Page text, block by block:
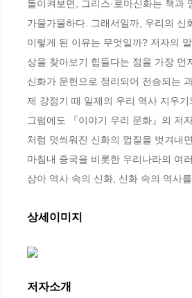
돌이켜보면, 그리스·로마신화는 책과
가물가물하다. 그래서일까, 우리의
이렇게 된 이유는 무엇일까? 저자의
상을 찾아보기 힘들다는 점을 가장 먼
신화가 문헌으로 정리되어 전승되는
제 강점기 때 일제의 우리 역사 지우
그럼에도 『이야기 우리 문화』의 저
처럼 덧씌워진 신화의 껍질을 벗겨내
마침내 중국을 비롯한 우리나라의 여
삼아 역사 속의 신화, 신화 속의 역사
상세이미지
저자소개